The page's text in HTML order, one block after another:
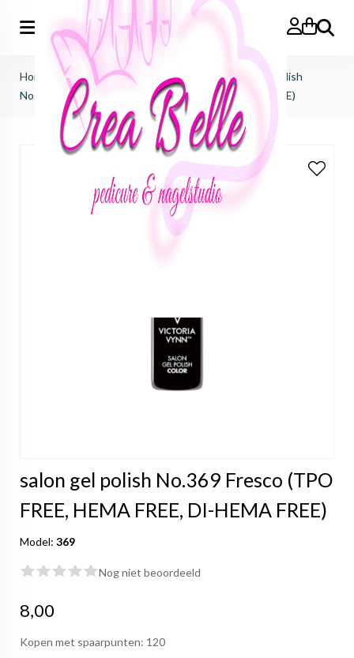
Zoeken
Home Victoria Vynn> Salon gel polish > salon gel polish
No.369 Fresco (TPO FREE, HEMA FREE, DI-HEMA FREE)
salon gel polish No.369 Fresco (TPO
FREE, HEMA FREE, DI-HEMA FREE)
Model: 369
Nog niet beoordeeld
8,00
Kopen met spaarpunten: 120